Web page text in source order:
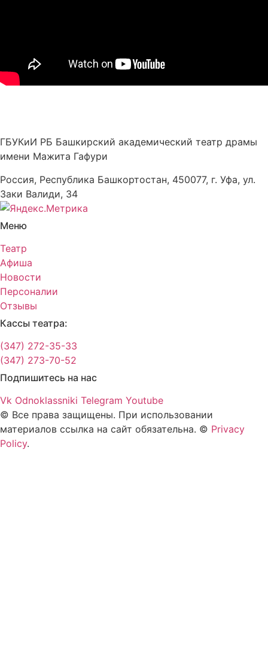
ГБУКиИ РБ Башкирский академический театр драмы
имени Мажита Гафури
Россия, Республика Башкортостан, 450077, г. Уфа, ул.
Заки Валиди, 34
Меню
Театр
Афиша
Новости
Персоналии
Отзывы
Кассы театра:
(347) 272-35-33
(347) 273-70-52
Подпишитесь на нас
Vk Odnoklassniki Telegram Youtube
© Все права защищены. При использовании
материалов ссылка на сайт обязательна. © Privacy
Policy.